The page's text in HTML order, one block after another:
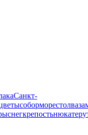
Санкт-
соборморестолваза
снегкрепостьнюкатер